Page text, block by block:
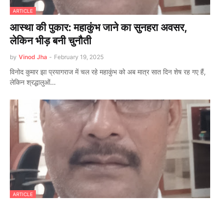
ARTICLE
आस्था की पुकार: महाकुंभ जाने का सुनहरा अवसर,
लेकिन भीड़ बनी चुनौती
by Vinod Jha - February 19, 2025
विनोद कुमार झा प्रयागराज में चल रहे महाकुंभ को अब मात्र सात दिन शेष रह गए हैं,
लेकिन श्रद्धालुओं…
ARTICLE